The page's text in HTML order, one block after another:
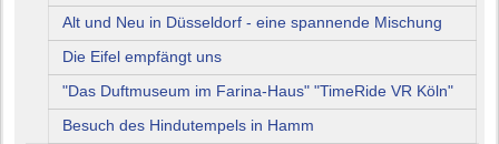
Alt und Neu in Düsseldorf - eine spannende Mischung
Die Eifel empfängt uns
"Das Duftmuseum im Farina-Haus" "TimeRide VR Köln"
Besuch des Hindutempels in Hamm